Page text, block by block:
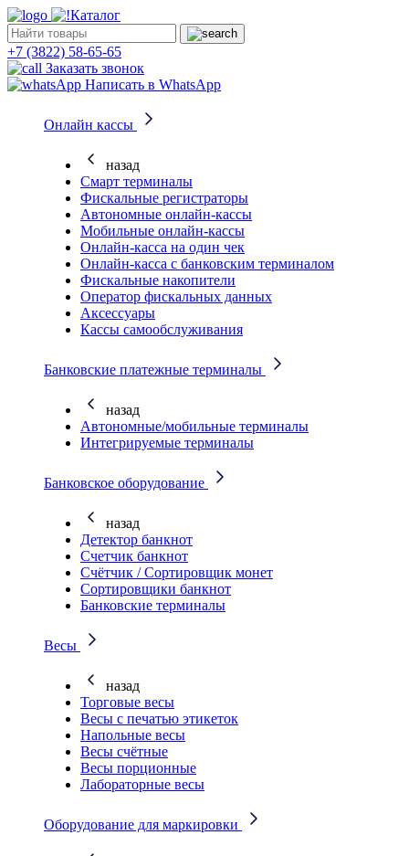
Каталог
+7 (3822) 58-65-65
Заказать звонок
Написать в WhatsApp
Онлайн кассы
назад
Смарт терминалы
Фискальные регистраторы
Автономные онлайн-кассы
Мобильные онлайн-кассы
Онлайн-касса на один чек
Онлайн-касса с банковским терминалом
Фискальные накопители
Оператор фискальных данных
Аксессуары
Кассы самообслуживания
Банковские платежные терминалы
назад
Автономные/мобильные терминалы
Интегрируемые терминалы
Банковское оборудование
назад
Детектор банкнот
Счетчик банкнот
Счётчик / Сортировщик монет
Сортировщики банкнот
Банковские терминалы
Весы
назад
Торговые весы
Весы с печатью этикеток
Напольные весы
Весы счётные
Весы порционные
Лабораторные весы
Оборудование для маркировки